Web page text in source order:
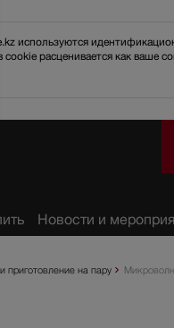
используются
расценивается как ваше
приготовление на пару
Новости и